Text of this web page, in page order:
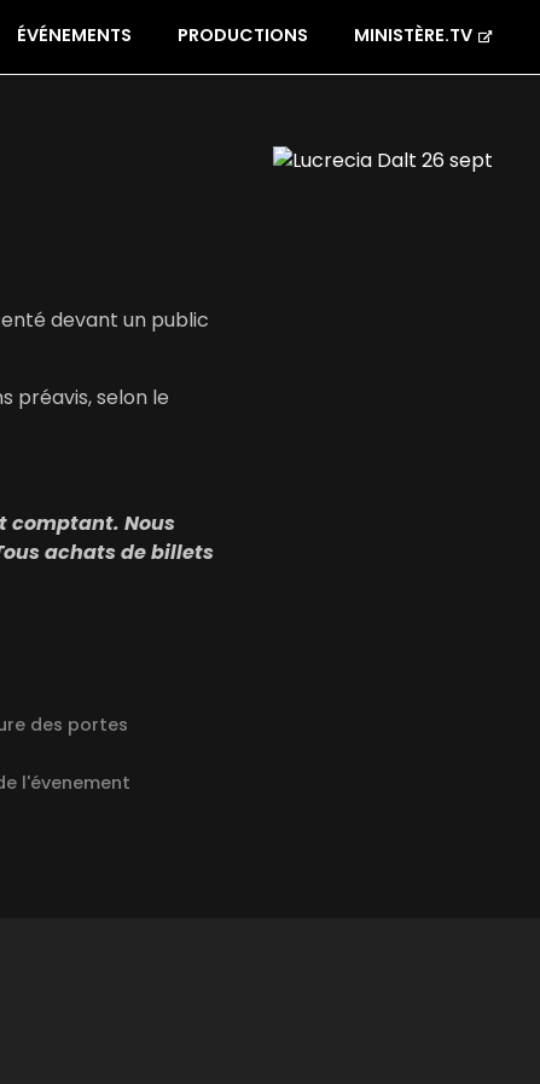
ÉVÉNEMENTS PRODUCTIONS MINISTÈRE.TV
devant un public
préavis, selon le
comptant. Nous
achats de billets
des portes
l'évenement